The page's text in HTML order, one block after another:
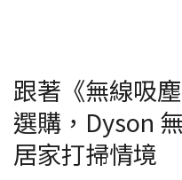
跟著《無線吸
選購，Dyson
居家打掃情境